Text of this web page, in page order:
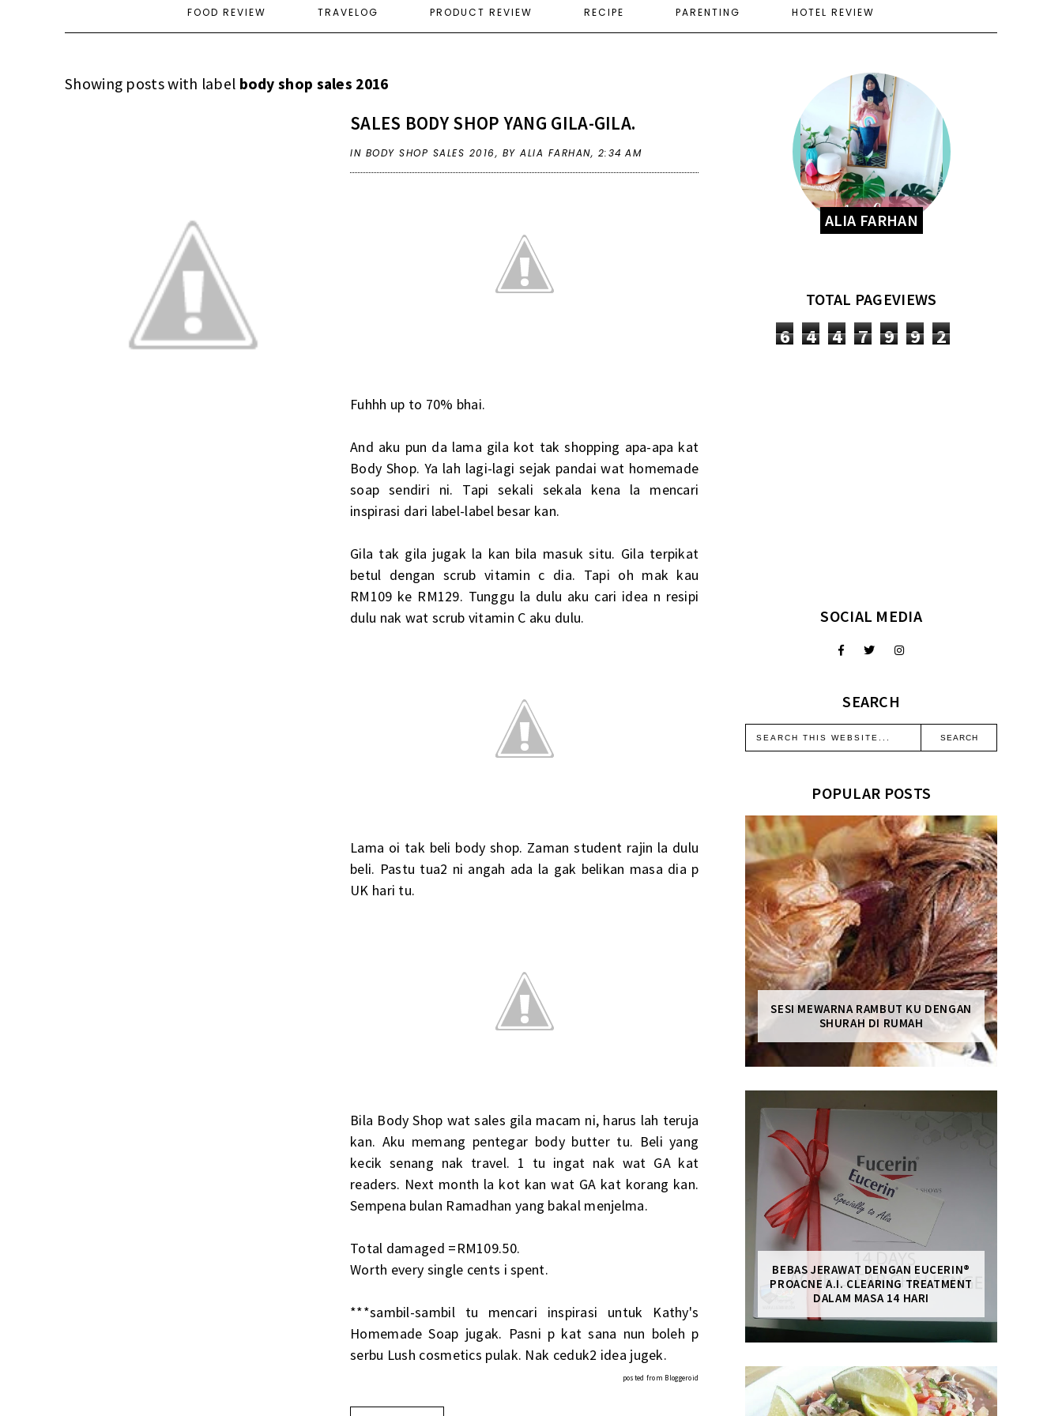
FOOD REVIEW TRAVELOG PRODUCT REVIEW RECIPE PARENTING HOTEL REVIEW
Showing posts with label body shop sales 2016
SALES BODY SHOP YANG GILA-GILA.
IN BODY SHOP SALES 2016, BY ALIA FARHAN, 2:34 AM
Fuhhh up to 70% bhai.
And aku pun da lama gila kot tak shopping apa-apa kat
Body Shop. Ya lah lagi-lagi sejak pandai wat homemade
soap sendiri ni. Tapi sekali sekala kena la mencari
inspirasi dari label-label besar kan.
Gila tak gila jugak la kan bila masuk situ. Gila terpikat
betul dengan scrub vitamin c dia. Tapi oh mak kau
RM109 ke RM129. Tunggu la dulu aku cari idea n resipi
dulu nak wat scrub vitamin C aku dulu.
Lama oi tak beli body shop. Zaman student rajin la dulu
beli. Pastu tua2 ni angah ada la gak belikan masa dia p
UK hari tu.
Bila Body Shop wat sales gila macam ni, harus lah teruja
kan. Aku memang pentegar body butter tu. Beli yang
kecik senang nak travel. 1 tu ingat nak wat GA kat
readers. Next month la kot kan wat GA kat korang kan.
Sempena bulan Ramadhan yang bakal menjelma.
Total damaged =RM109.50.
Worth every single cents i spent.
***sambil-sambil tu mencari inspirasi untuk Kathy's
Homemade Soap jugak. Pasni p kat sana nun boleh p
serbu Lush cosmetics pulak. Nak ceduk2 idea jugek.
posted from Bloggeroid
ALIA FARHAN
TOTAL PAGEVIEWS
6 4 4 7 9 9 2
SOCIAL MEDIA
SEARCH
POPULAR POSTS
SESI MEWARNA RAMBUT KU DENGAN
SHURAH DI RUMAH
BEBAS JERAWAT DENGAN EUCERIN®
PROACNE A.I. CLEARING TREATMENT
DALAM MASA 14 HARI